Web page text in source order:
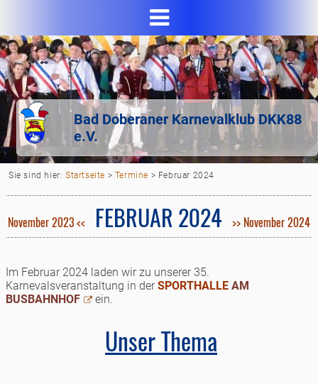
Bad Doberaner Karnevalklub DKK88
e.V.
Sie sind hier: Startseite > Termine > Februar 2024
November 2023 << FEBRUAR 2024 >> November 2024
Im Februar 2024 laden wir zu unserer 35.
Karnevalsveranstaltung in derSPORTHALLE AM
BUSBAHNHOF
ein.
Unser Thema